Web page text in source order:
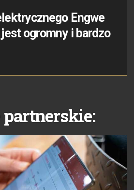
Engwe
jest ogromny i bardzo